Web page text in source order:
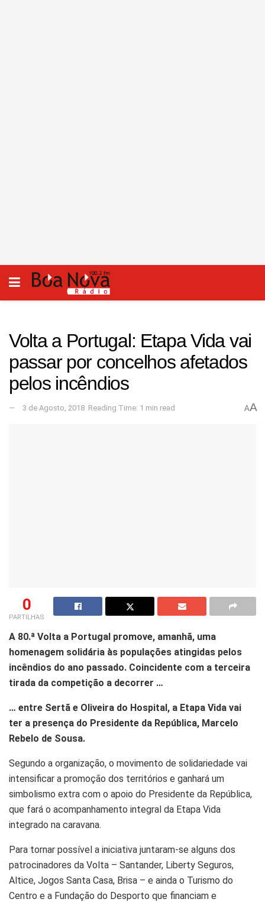
Volta a Portugal: Etapa Vida vai
passar por concelhos afetados
pelos incêndios
3 de Agosto, 2018 Reading Time: 1 min read AA
0
PARTILHAS
A 80.ª Volta a Portugal promove, amanhã, uma
homenagem solidária às populações atingidas pelos
incêndios do ano passado. Coincidente com a terceira
tirada da competição a decorrer …
… entre Sertã e Oliveira do Hospital, a Etapa Vida vai
ter a presença do Presidente da República, Marcelo
Rebelo de Sousa.
Segundo a organização, o movimento de solidariedade vai
intensificar a promoção dos territórios e ganhará um
simbolismo extra com o apoio do Presidente da República,
que fará o acompanhamento integral da Etapa Vida
integrado na caravana.
Para tornar possível a iniciativa juntaram-se alguns dos
patrocinadores da Volta – Santander, Liberty Seguros,
Altice, Jogos Santa Casa, Brisa – e ainda o Turismo do
Centro e a Fundação do Desporto que financiam e